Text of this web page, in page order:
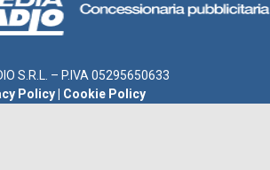
S.R.L. – P.IVA 05295650633
Policy
Cookie Policy